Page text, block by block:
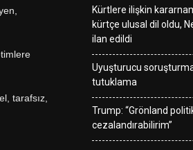
tarafsız,
Kürtlere ilişkin
kürtçe ulusal dil oldu,
ilan edildi
Uyuşturucu
tutuklama
Trump: “Grönland
cezalandırabilirim”